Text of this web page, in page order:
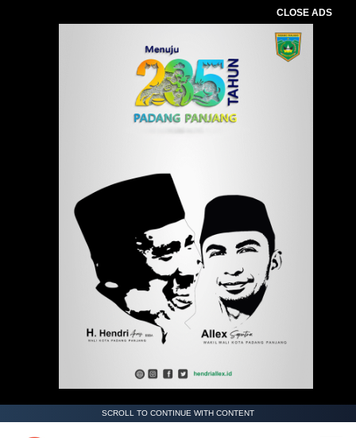
CLOSE ADS
SCROLL TO CONTINUE WITH CONTENT